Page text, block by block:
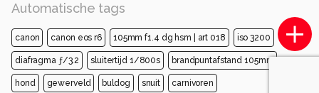
Automatische tags
canon canon eos r6 105mm f1.4 dg hsm | art 018 iso 3200
diafragma ƒ/3.2 sluitertijd 1/800s brandpuntafstand 105mm
hond gewerveld buldog snuit carnivoren